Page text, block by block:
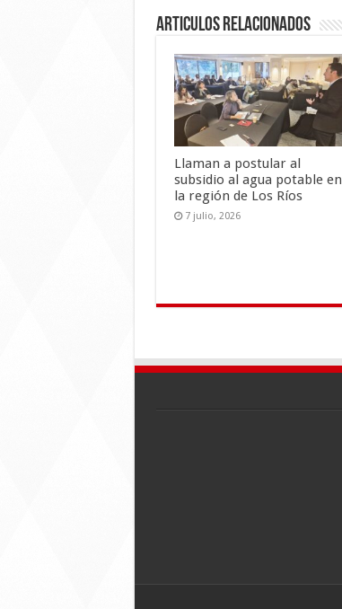
o
o
k
ar
ti
r
Articulos Relacionados
Llaman a postular al
subsidio al agua potable en
la región de Los Ríos
7 julio, 2026